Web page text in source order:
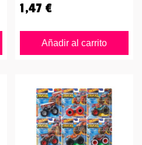
1,47 €
Añadir al carrito